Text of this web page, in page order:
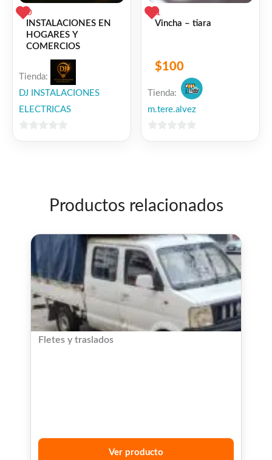
0
INSTALACIONES EN
HOGARES Y
COMERCIOS
Tienda:
DJ INSTALACIONES
ELECTRICAS
1
Vincha – tiara
$100
Tienda:
m.tere.alvez
Productos relacionados
Fletes y traslados
Ver producto